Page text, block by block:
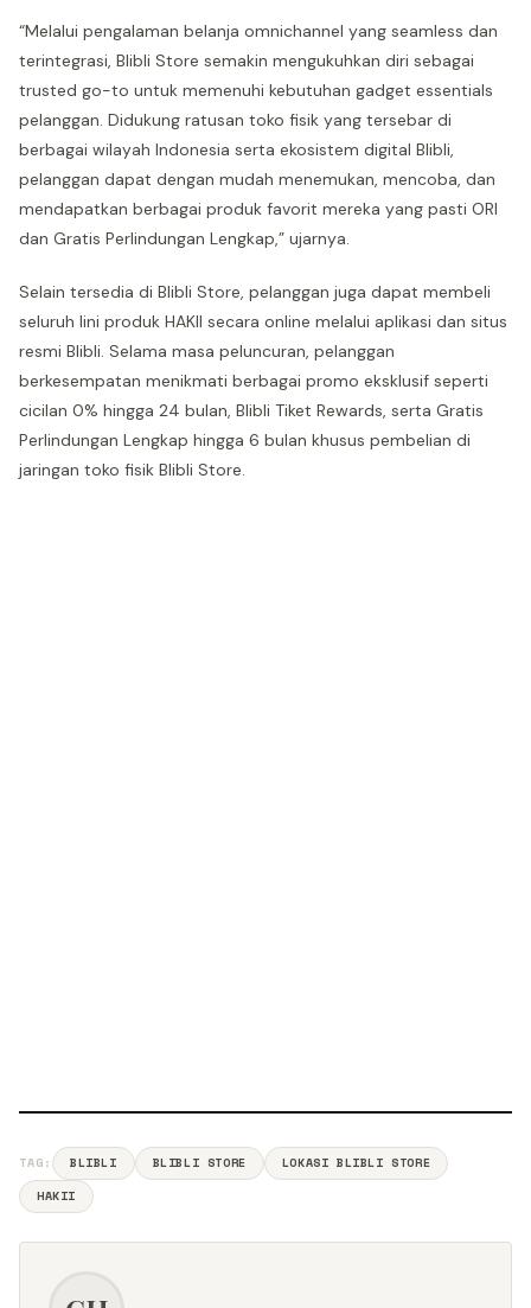
“Melalui pengalaman belanja omnichannel yang seamless dan
terintegrasi, Blibli Store semakin mengukuhkan diri sebagai
trusted go-to untuk memenuhi kebutuhan gadget essentials
pelanggan. Didukung ratusan toko fisik yang tersebar di
berbagai wilayah Indonesia serta ekosistem digital Blibli,
pelanggan dapat dengan mudah menemukan, mencoba, dan
mendapatkan berbagai produk favorit mereka yang pasti ORI
dan Gratis Perlindungan Lengkap,” ujarnya.
Selain tersedia di Blibli Store, pelanggan juga dapat membeli
seluruh lini produk HAKII secara online melalui aplikasi dan situs
resmi Blibli. Selama masa peluncuran, pelanggan
berkesempatan menikmati berbagai promo eksklusif seperti
cicilan 0% hingga 24 bulan, Blibli Tiket Rewards, serta Gratis
Perlindungan Lengkap hingga 6 bulan khusus pembelian di
jaringan toko fisik Blibli Store.
TAG: BLIBLI BLIBLI STORE
LOKASI BLIBLI STORE
HAKII